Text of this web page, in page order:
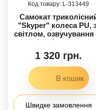
313449
Самокат
"Skyper" колеса PU,
світлом, озвучування
підсвічування
платформи, кермо
складане JN-3069-70
1 320 грн.
Швидке замовлення